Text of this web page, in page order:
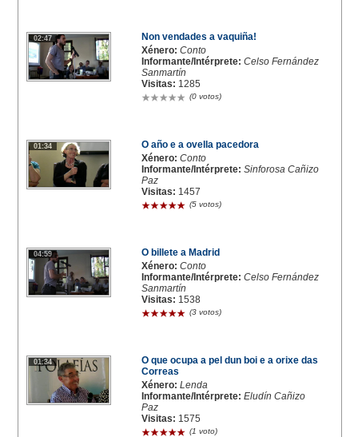
02:47
Non vendades a vaquiña!
Xénero: Conto
Informante/Intérprete: Celso Fernández
Sanmartín
Visitas: 1285
(0 votos)
01:34
O año e a ovella pacedora
Xénero: Conto
Informante/Intérprete: Sinforosa Cañizo
Paz
Visitas: 1457
(5 votos)
04:59
O billete a Madrid
Xénero: Conto
Informante/Intérprete: Celso Fernández
Sanmartín
Visitas: 1538
(3 votos)
01:34
O que ocupa a pel dun boi e a orixe das
Correas
Xénero: Lenda
Informante/Intérprete: Eludín Cañizo
Paz
Visitas: 1575
(1 voto)